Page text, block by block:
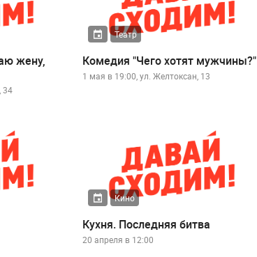
жену,
34
Театр
Комедия "Чего хотят мужчины?"
1 мая в 19:00, ул. Желтоксан, 13
Кино
Кухня. Последняя битва
20 апреля в 12:00